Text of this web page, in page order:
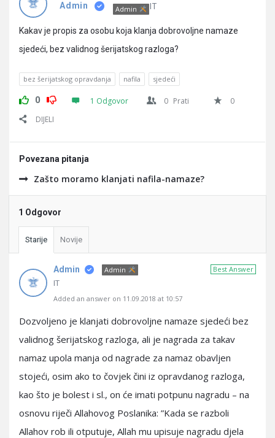
Admin Admin IT
Kakav je propis za osobu koja klanja dobrovoljne namaze
sjedeći, bez validnog šerijatskog razloga?
bez šerijatskog opravdanja nafila sjedeći
0 1 Odgovor 0 Prati
0
DIJELI
Povezana pitanja
Zašto moramo klanjati nafila-namaze?
1 Odgovor
Starije Novije
Best Answer
Admin Admin
IT
Added an answer on 11.09.2018 at 10:57
Dozvoljeno je klanjati dobrovoljne namaze sjedeći bez
validnog šerijatskog razloga, ali je nagrada za takav
namaz upola manja od nagrade za namaz obavljen
stojeći, osim ako to čovjek čini iz opravdanog razloga,
kao što je bolest i sl., on će imati potpunu nagradu – na
osnovu riječi Allahovog Poslanika: ”Kada se razboli
Allahov rob ili otputuje, Allah mu upisuje nagradu djela